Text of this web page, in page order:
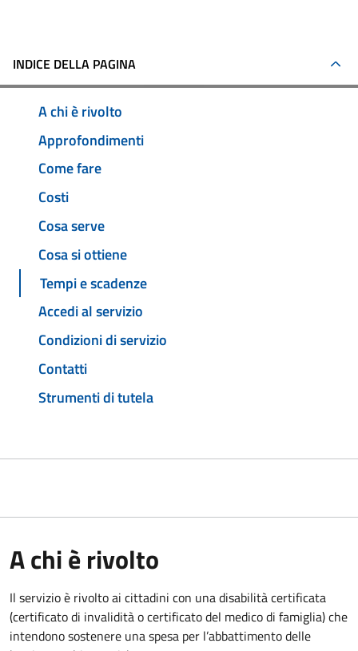
INDICE DELLA PAGINA
A chi è rivolto
Approfondimenti
Come fare
Costi
Cosa serve
Cosa si ottiene
Tempi e scadenze
Accedi al servizio
Condizioni di servizio
Contatti
Strumenti di tutela
A chi è rivolto
Il servizio è rivolto ai cittadini con una disabilità certificata
(certificato di invalidità o certificato del medico di famiglia) che
intendono sostenere una spesa per l’abbattimento delle